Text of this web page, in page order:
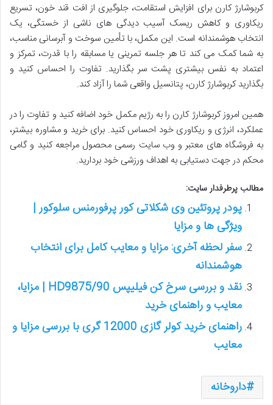
کربوشارژ کارن برای افزایش استقامت، جلوگیری از افت قند خون، تسریع
ریکاوری و کاهش ریسک آسیب دیدگی های ناشی از خستگی، یک
انتخاب هوشمندانه است. این مکمل، با تأمین سوخت و آبرسانی مناسب،
به شما کمک می کند تا هر جلسه تمرینی یا مسابقه را با قدرت، تمرکز و
اعتماد به نفس بیشتری پشت سر بگذارید. تفاوت را احساس کنید و
بگذارید کربوشارژ کارن، پتانسیل واقعی شما را آزاد کند.
همین امروز کربوشارژ کارن را به رژیم مکمل خود اضافه کنید و تفاوت را در
عملکرد، انرژی و ریکاوری خود احساس کنید. برای خرید و مشاوره بیشتر،
به فروشگاه های معتبر و وب سایت رسمی محصول مراجعه کنید و گامی
محکم در جهت دستیابی به اهداف ورزشی خود بردارید.
مطالب پرطرفدار سایت:
پودر پروتئین وی شکلاتی کور پرفورمنس سلوکور |
ویژگی ها و مزایا
سفر لحظه آخری: مزایا و معایب کامل برای انتخاب
هوشمندانه
نقد و بررسی سرخ کن فیلیپس HD9875/90 | مزایا،
معایب و راهنمای خرید
راهنمای خرید کولر گازی 12000 گری با بررسی مزایا و
معایب
داروخانه